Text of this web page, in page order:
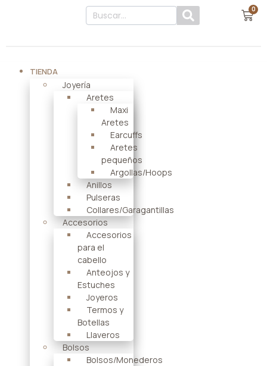
0
TIENDA
Joyería
Aretes
Maxi
Aretes
Earcuffs
Aretes
pequeños
Argollas/Hoops
Anillos
Pulseras
Collares/Garagantillas
Accesorios
Accesorios
para el
cabello
Anteojos y
Estuches
Joyeros
Termos y
Botellas
Llaveros
Bolsos
Bolsos/Monederos